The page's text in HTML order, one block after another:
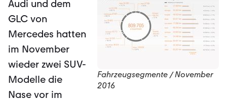
Fahrzeugsegmente / November
2016
Audi und dem
GLC von
Mercedes hatten
im November
wieder zwei SUV-
Modelle die
Nase vor im